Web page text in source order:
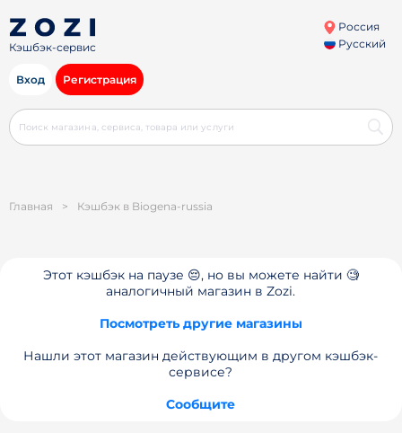
Кэшбэк-сервис
Россия
Русский
Вход Регистрация
Главная > Кэшбэк в Biogena-russia
Этот кэшбэк на паузе 😔, но вы можете найти 🧐
аналогичный магазин в Zozi.
Посмотреть другие магазины
Нашли этот магазин действующим в другом кэшбэк-
сервисе?
Сообщите